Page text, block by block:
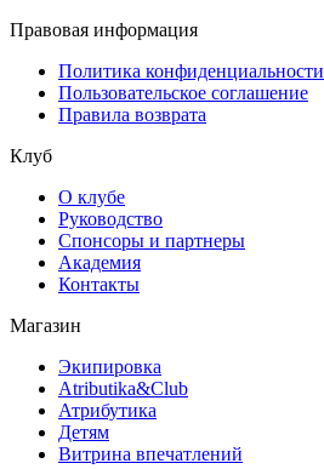
Правовая информация
Политика конфиденциальности
Пользовательское соглашение
Правила возврата
Клуб
О клубе
Руководство
Спонсоры и партнеры
Академия
Контакты
Магазин
Экипировка
Atributika&Club
Атрибутика
Детям
Витрина впечатлений